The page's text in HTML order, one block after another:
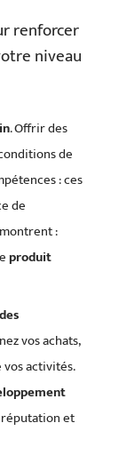
renforcer
niveau
. Offrir des
de
: ces
de
:
produit
vos achats,
activités.
et